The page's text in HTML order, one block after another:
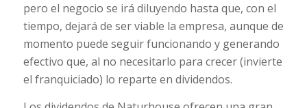
pero el negocio se irá diluyendo hasta que, con el
tiempo, dejará de ser viable la empresa, aunque de
momento puede seguir funcionando y generando
efectivo que, al no necesitarlo para crecer (invierte
el franquiciado) lo reparte en dividendos.